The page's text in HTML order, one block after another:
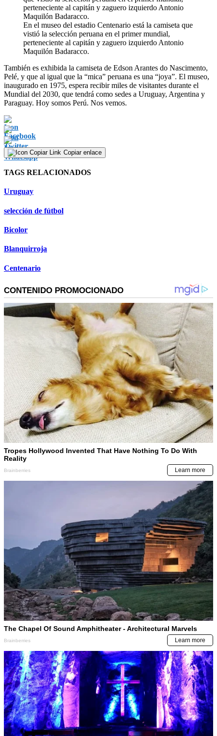
En el museo del estadio Centenario está la camiseta que
vistió la selección peruana en el primer mundial,
perteneciente al capitán y zaguero izquierdo Antonio
Maquilón Badaracco.
También es exhibida la camiseta de Edson Arantes do Nascimento,
Pelé, y que al igual que la “mica” peruana es una “joya”. El museo,
inaugurado en 1975, espera recibir miles de visitantes durante el
Mundial del 2030, que tendrá como sedes a Uruguay, Argentina y
Paraguay. Hoy somos Perú. Nos vemos.
Copiar enlace
TAGS RELACIONADOS
Uruguay
selección de fútbol
Bicolor
Blanquirroja
Centenario